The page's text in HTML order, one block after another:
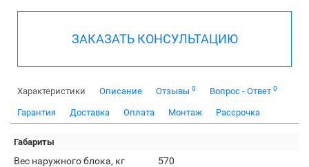
ЗАКАЗАТЬ КОНСУЛЬТАЦИЮ
Характеристики Описание Отзывы 0 Вопрос - Ответ 0
Гарантия Доставка Оплата Монтаж Рассрочка
Габариты
Вес наружного блока, кг
570